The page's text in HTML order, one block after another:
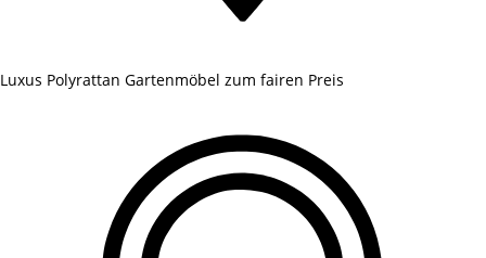
Luxus Polyrattan Gartenmöbel zum fairen Preis